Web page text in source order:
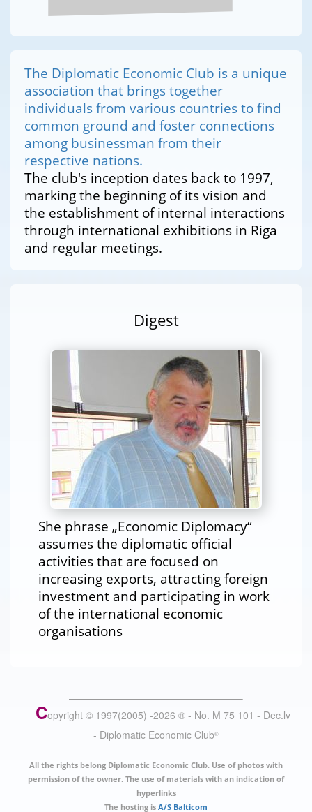
The Diplomatic Economic Club is a unique
association that brings together
individuals from various countries to find
common ground and foster connections
among businessman from their
respective nations.
The club's inception dates back to 1997,
marking the beginning of its vision and
the establishment of internal interactions
through international exhibitions in Riga
and regular meetings.
Digest
She phrase „Economic Diplomacy“
assumes the diplomatic official
activities that are focused on
increasing exports, attracting foreign
investment and participating in work
of the international economic
organisations
Copyright © 1997(2005) -2026 ® - No. M 75 101 - Dec.lv
- Diplomatic Economic Club®
All the rights belong Diplomatic Economic Club. Use of photos with
permission of the owner. The use of materials with an indication of
hyperlinks
The hosting is A/S Balticom